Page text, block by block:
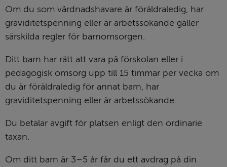
Om du som vårdnadshavare är föräldraledig, har
graviditetspenning eller är arbetssökande gäller
särskilda regler för barnomsorgen.
Ditt barn har rätt att vara på förskolan eller i
pedagogisk omsorg upp till 15 timmar per vecka om
du är föräldraledig för annat barn, har
graviditetspenning eller är arbetssökande.
Du betalar avgift för platsen enligt den ordinarie
taxan.
Om ditt barn är 3–5 år får du ett avdrag på din